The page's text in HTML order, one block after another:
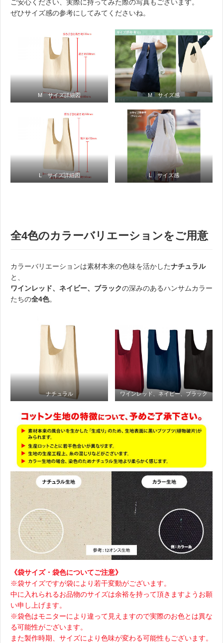
ご安心ください、実際に持ってみた際の写真もございます。
ぜひサイズ感の参考にしてみてくださいね。
M サイズ詳細図 M サイズ感
L サイズ詳細図 L サイズ感
全4色のカラーバリエーションをご用意
カラーバリエーションは素材本来の色味を活かしたナチュラル
と、
ワインレッド、ネイビー、ブラックの深みのあるハンサムカラー
たちの全4色。
ナチュラル ワインレッド、ネイビー、ブラック
《袋サイズ・袋色についてご注意》
※袋サイズですが袋により若干変動がございます。
中に入れられるお品物のサイズは余裕を持って頂きますようお願
い申し上げます。
※袋色はモニターにより違って見えますので実際のお色とは異な
る可能性がございます。
また製作時期、サイズにより色味が変わる可能性もございます。